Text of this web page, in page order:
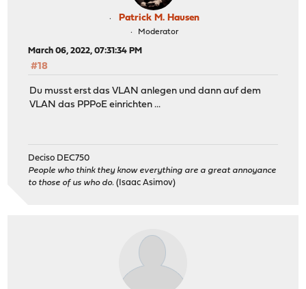
Patrick M. Hausen
Moderator
March 06, 2022, 07:31:34 PM
#18
Du musst erst das VLAN anlegen und dann auf dem
VLAN das PPPoE einrichten ...
Deciso DEC750
People who think they know everything are a great annoyance
to those of us who do. (Isaac Asimov)